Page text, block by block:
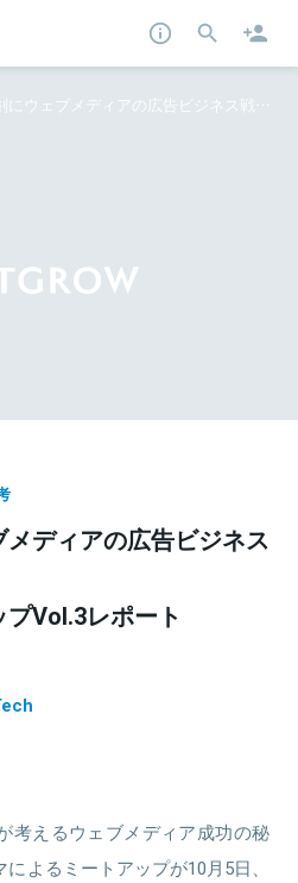
もっと真剣にウェブメディアの広告ビジネス戦略を考えようよ メディアミートアップVol.3レポート
ディアの広告ビジネス
Vol.3レポート
考えるウェブメディア成功の秘
よるミートアップが10月5日、